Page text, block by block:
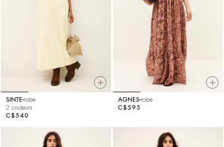
SINTE robe
2 couleurs
C$540
AGNESrobe
C$595